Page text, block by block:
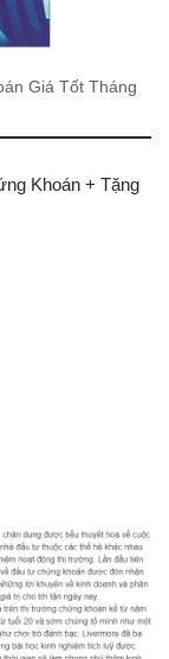
Giá Tốt Tháng
Khoán + Tặng